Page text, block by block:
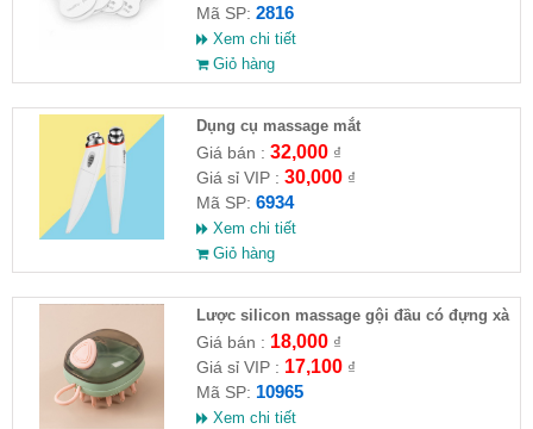
Mã SP: 2816
Xem chi tiết
Giỏ hàng
Dụng cụ massage mắt
Giá bán : 32,000₫
Giá sỉ VIP : 30,000₫
Mã SP: 6934
Xem chi tiết
Giỏ hàng
Lược silicon massage gội đầu có đựng xà
phòng
Giá bán : 18,000₫
Giá sỉ VIP : 17,100₫
Mã SP: 10965
Xem chi tiết